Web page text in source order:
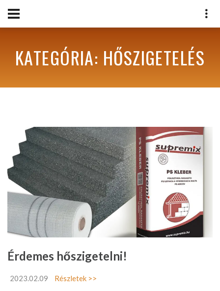
KATEGÓRIA: HŐSZIGETELÉS
Érdemes hőszigetelni!
2023.02.09
Részletek >>